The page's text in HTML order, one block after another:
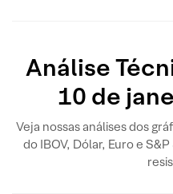
Análise
10 de
Veja nossas análises dos
do IBOV, Dólar, Euro e